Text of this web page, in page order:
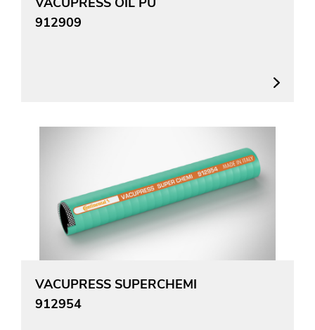
912909
VACUPRESS SUPERCHEMI
912954